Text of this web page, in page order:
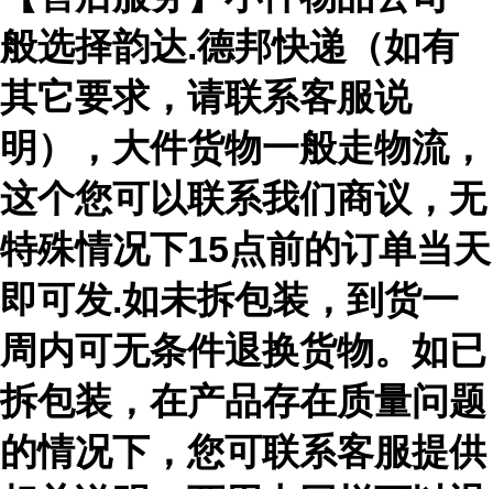
般选择韵达.德邦快递（如有
其它要求，请联系客服说
明），大件货物一般走物流，
这个您可以联系我们商议，无
特殊情况下15点前的订单当天
即可发.如未拆包装，到货一
周内可无条件退换货物。如已
拆包装，在产品存在质量问题
的情况下，您可联系客服提供